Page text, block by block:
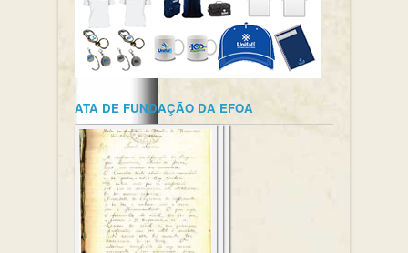
ATA DE FUNDAÇÃO DA EFOA